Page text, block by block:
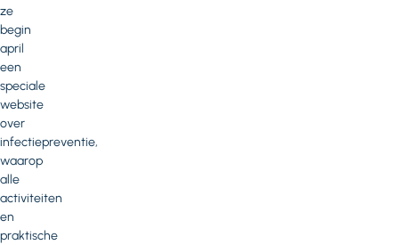
ze
begin
april
een
speciale
website
over
infectiepreventie,
waarop
alle
activiteiten
en
praktische